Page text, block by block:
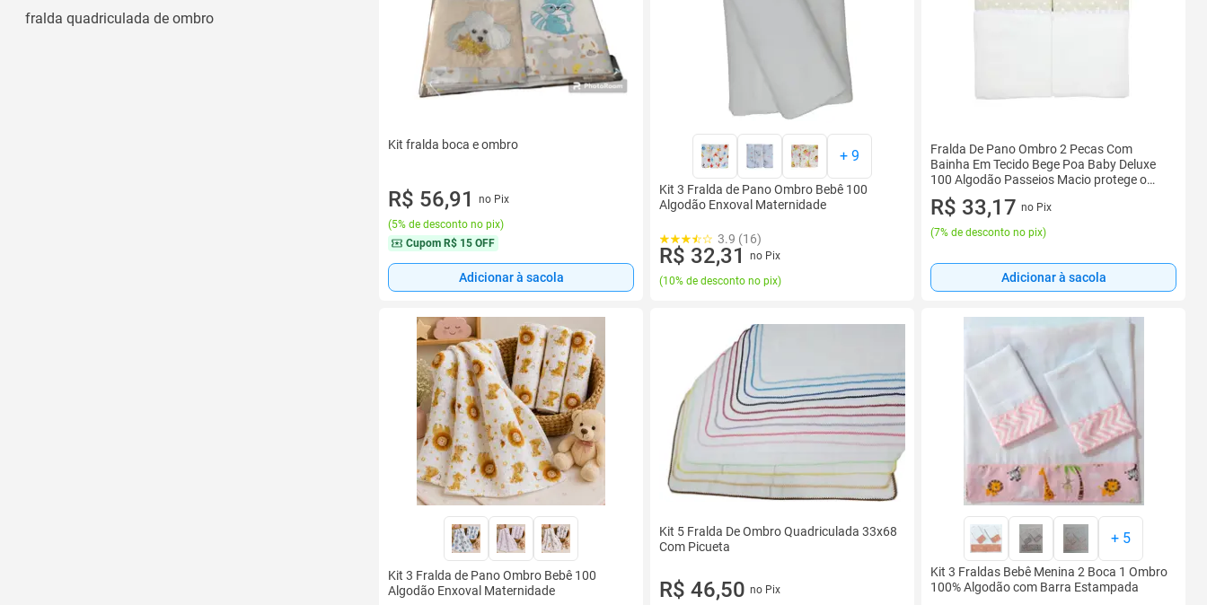
fralda quadriculada de ombro
Kit fralda boca e ombro
R$ 56,91
no Pix
(5% de desconto no pix)
Cupom R$ 15 OFF
Adicionar à sacola
+ 9
Kit 3 Fralda de Pano Ombro Bebê 100
Algodão Enxoval Maternidade
3.9 (16)
R$ 32,31
no Pix
(10% de desconto no pix)
Fralda De Pano Ombro 2 Pecas Com
Bainha Em Tecido Bege Poa Baby Deluxe
100 Algodão Passeios Macio protege o
bebe contra o vento e sol Tecido Duplo
R$ 33,17 no Pix
(7% de desconto no pix)
Adicionar à sacola
Kit 3 Fralda de Pano Ombro Bebê 100
Algodão Enxoval Maternidade
Kit 5 Fralda De Ombro Quadriculada 33x68
Com Picueta
R$ 46,50 no Pix
+ 5
Kit 3 Fraldas Bebê Menina 2 Boca 1 Ombro
100% Algodão com Barra Estampada